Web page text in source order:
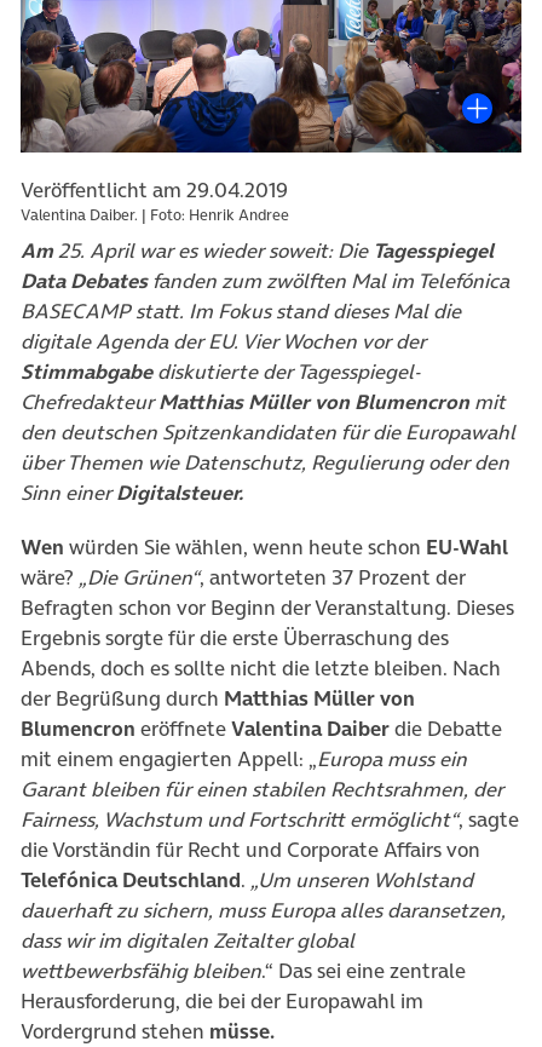
Veröffentlicht am 29.04.2019
Valentina Daiber. | Foto: Henrik Andree
Am25. April war es wieder soweit: Die Tagesspiegel
Data Debatesfanden zum zwölften Mal im Telefónica
BASECAMP statt. Im Fokus stand dieses Mal die
digitale Agenda der EU. Vier Wochen vor der
Stimmabgabediskutierte derTagesspiegel-
ChefredakteurMatthias Müller von Blumencronmit
den deutschen Spitzenkandidaten für die Europawahl
über Themen wie Datenschutz, Regulierung oder den
Sinn einerDigitalsteuer.
Wen würden Sie wählen, wenn heute schon EU-Wahl
wäre? „Die Grünen“, antworteten 37 Prozent der
Befragten schon vor Beginn der Veranstaltung. Dieses
Ergebnis sorgte für die erste Überraschung des
Abends, doch es sollte nicht die letzte bleiben. Nach
der Begrüßung durch Matthias Müller von
Blumencron eröffneteValentina Daiberdie Debatte
mit einem engagierten Appell: „Europa muss ein
Garant bleiben für einen stabilen Rechtsrahmen, der
Fairness, Wachstum und Fortschritt ermöglicht“, sagte
die Vorständin für Recht und Corporate Affairs von
Telefónica Deutschland. „Um unseren Wohlstand
dauerhaft zu sichern, muss Europa alles daransetzen,
dass wir im digitalen Zeitalter global
wettbewerbsfähig bleiben.“ Das sei eine zentrale
Herausforderung, die bei der Europawahl im
Vordergrund stehen müsse.